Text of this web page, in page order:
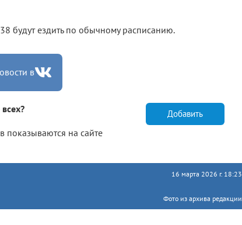
будут ездить по обычному расписанию.
в
показываются на сайте
Добавить
16 марта 2026 г. 18:23
Фото из архива редакции